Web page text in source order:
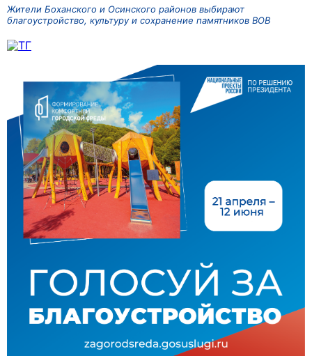
Жители Боханского и Осинского районов выбирают
благоустройство, культуру и сохранение памятников ВОВ